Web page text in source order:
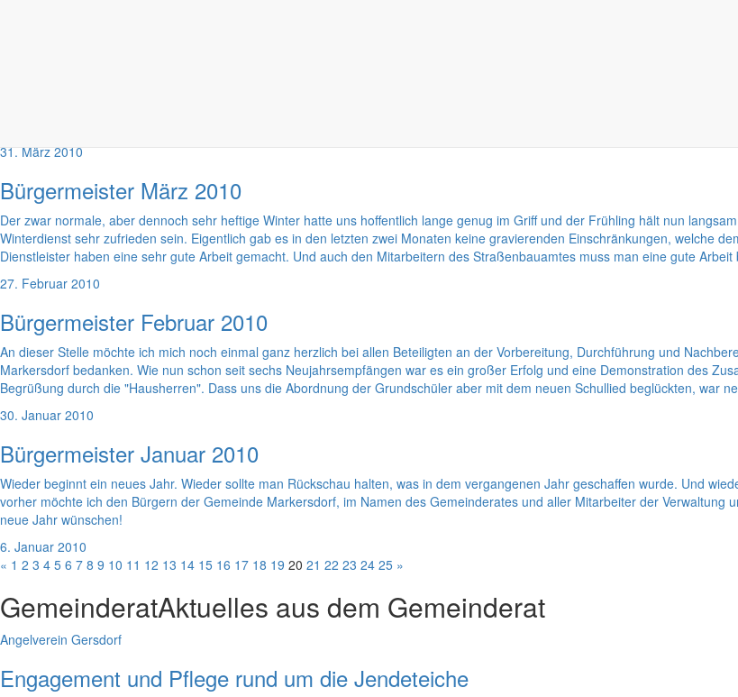
31. März 2010
Bürgermeister März 2010
Der zwar normale, aber dennoch sehr heftige Winter hatte uns hoffentlich lange genug im Griff und der Frühling hält nun
Winterdienst sehr zufrieden sein. Eigentlich gab es in den letzten zwei Monaten keine gravierenden Einschränkungen, welche
Dienstleister haben eine sehr gute Arbeit gemacht. Und auch den Mitarbeitern des Straßenbauamtes muss man eine gute
27. Februar 2010
Bürgermeister Februar 2010
An dieser Stelle möchte ich mich noch einmal ganz herzlich bei allen Beteiligten an der Vorbereitung, Durchführung und
Markersdorf bedanken. Wie nun schon seit sechs Neujahrsempfängen war es ein großer Erfolg und eine Demonstration des
Begrüßung durch die "Hausherren". Dass uns die Abordnung der Grundschüler aber mit dem neuen Schullied beglückten, war
30. Januar 2010
Bürgermeister Januar 2010
Wieder beginnt ein neues Jahr. Wieder sollte man Rückschau halten, was in dem vergangenen Jahr geschaffen wurde. Und
vorher möchte ich den Bürgern der Gemeinde Markersdorf, im Namen des Gemeinderates und aller Mitarbeiter der
neue Jahr wünschen!
6. Januar 2010
« 1 2 3 4 5 6 7 8 9 10 11 12 13 14 15 16 17 18 19 20 21 22 23 24 25 »
GemeinderatAktuelles aus dem Gemeinderat
Angelverein Gersdorf
Engagement und Pflege rund um die Jendeteiche